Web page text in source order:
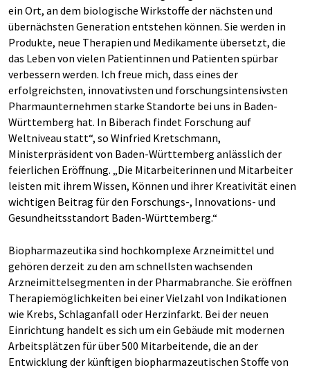
ein Ort, an dem biologische Wirkstoffe der nächsten und
übernächsten Generation entstehen können. Sie werden in
Produkte, neue Therapien und Medikamente übersetzt, die
das Leben von vielen Patientinnen und Patienten spürbar
verbessern werden. Ich freue mich, dass eines der
erfolgreichsten, innovativsten und forschungsintensivsten
Pharmaunternehmen starke Standorte bei uns in Baden-
Württemberg hat. In Biberach findet Forschung auf
Weltniveau statt“, so Winfried Kretschmann,
Ministerpräsident von Baden-Württemberg anlässlich der
feierlichen Eröffnung. „Die Mitarbeiterinnen und Mitarbeiter
leisten mit ihrem Wissen, Können und ihrer Kreativität einen
wichtigen Beitrag für den Forschungs-, Innovations- und
Gesundheitsstandort Baden-Württemberg.“
Biopharmazeutika sind hochkomplexe Arzneimittel und
gehören derzeit zu den am schnellsten wachsenden
Arzneimittelsegmenten in der Pharmabranche. Sie eröffnen
Therapiemöglichkeiten bei einer Vielzahl von Indikationen
wie Krebs, Schlaganfall oder Herzinfarkt. Bei der neuen
Einrichtung handelt es sich um ein Gebäude mit modernen
Arbeitsplätzen für über 500 Mitarbeitende, die an der
Entwicklung der künftigen biopharmazeutischen Stoffe von